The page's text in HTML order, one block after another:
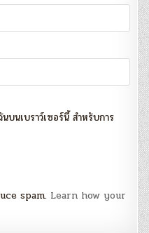
บนเบราว์เซอร์นี้ สำหรับการ
spam. Learn how your